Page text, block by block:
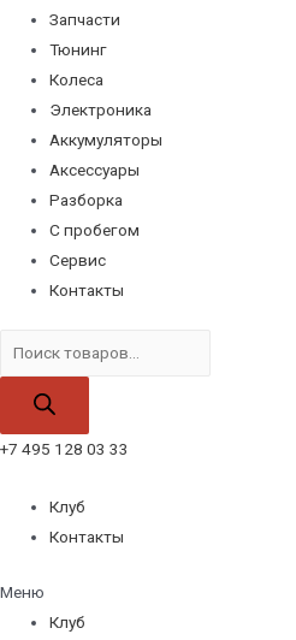
Запчасти
Тюнинг
Колеса
Электроника
Аккумуляторы
Аксессуары
Разборка
С пробегом
Сервис
Контакты
товаров
+7 495 128 03 33
Клуб
Контакты
Меню
Клуб